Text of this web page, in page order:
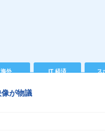
海外 IT 経済 ス
が物議